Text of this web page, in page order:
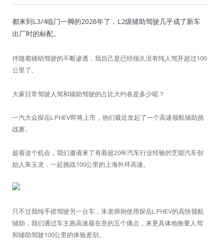
都来到L3/4临门一脚的2026年了，L2级辅助驾驶几乎成了新车
出厂时的标配。
伴随着辅助驾驶的不断渗透，我自己是已经很久没有纯人驾开超过100
公里了。
大家日常驾驶人驾和辅助驾驶的占比大约各是多少呢？
一汽大众探岳L PHEV即将上市，他们最近发起了一个高速领航辅助挑
战赛。
趁着这个机会，我们邀请来了有着超20年汽车行业经验的芝能汽车创
始人朱玉龙，一起挑战100公里的上海外环高速。
只不过我纯手搓驾驶另一台车，朱老师则使用探岳L PHEV的高快领航
辅助，我们通过车主跑高速最在意的五个痛点，来更具体地衡量人驾
和辅助驾驶100公里的体验差别。